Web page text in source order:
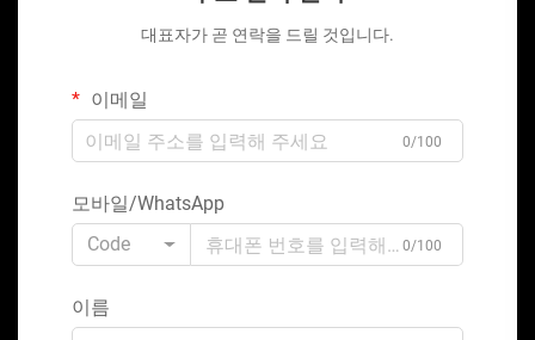
대표자가 곧 연락을 드릴 것입니다.
이메일
0/100
모바일/WhatsApp
Code
0/100
이름